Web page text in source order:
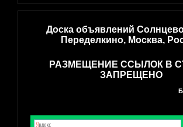
Доска объявлений
Переделкино, Москва,
РАЗМЕЩЕНИЕ ССЫЛОК В
ЗАПРЕЩЕНО